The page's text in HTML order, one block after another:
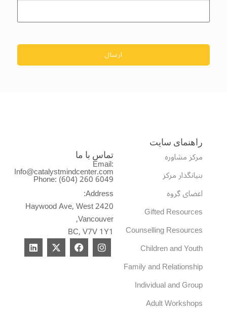
ارسال
راهنمای سایت
مرکز مشاوره
بنیانگذار مرکز
اعضای گروه
Gifted Resources
Counselling Resources
Children and Youth
Family and Relationship
Individual and Group
Adult Workshops
تماس با ما
Email:
Info@catalystmindcenter.com
Phone: (604) 260 6049
Address:
2420 Haywood Ave, West
Vancouver,
BC, V7V 1Y1
I
n
s
F
a
c
X
-
t
Li
n